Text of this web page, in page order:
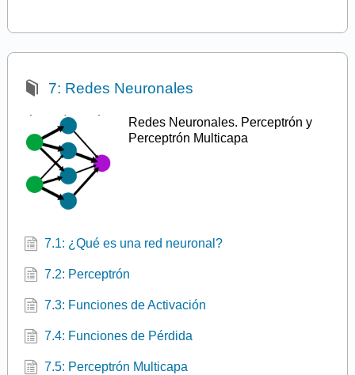
7: Redes Neuronales
Redes Neuronales. Perceptrón y
Perceptrón Multicapa
7.1: ¿Qué es una red neuronal?
7.2: Perceptrón
7.3: Funciones de Activación
7.4: Funciones de Pérdida
7.5: Perceptrón Multicapa